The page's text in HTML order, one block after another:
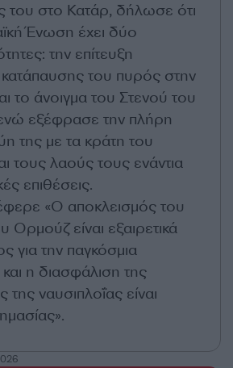
του στο Κατάρ, δήλωσε ότι
Ένωση έχει δύο
την επίτευξη
του πυρός στην
το άνοιγμα του Στενού του
εξέφρασε την πλήρη
της με τα κράτη του
τους λαούς τους ενάντια
επιθέσεις.
«Ο αποκλεισμός του
Ορμούζ είναι εξαιρετικά
για την παγκόσμια
και η διασφάλιση της
της ναυσιπλοΐας είναι